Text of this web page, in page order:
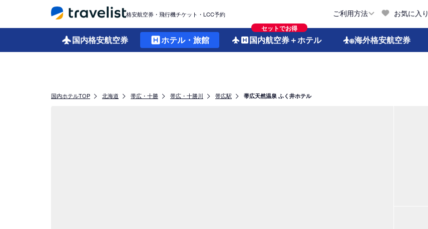
格安航空券・飛行機チケット・LCC予約 ご利用方法 お気に入り
国内格安航空券 ホテル・旅館
セットでお得
国内航空券＋ホテル 海外格安航空券
国内ホテルTOP 北海道 帯広・十勝 帯広・十勝川 帯広駅 帯広天然温泉 ふく井ホテル